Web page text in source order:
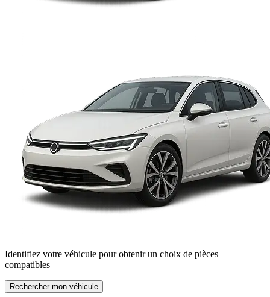
Identifiez votre véhicule pour obtenir un choix de pièces
compatibles
Rechercher mon véhicule